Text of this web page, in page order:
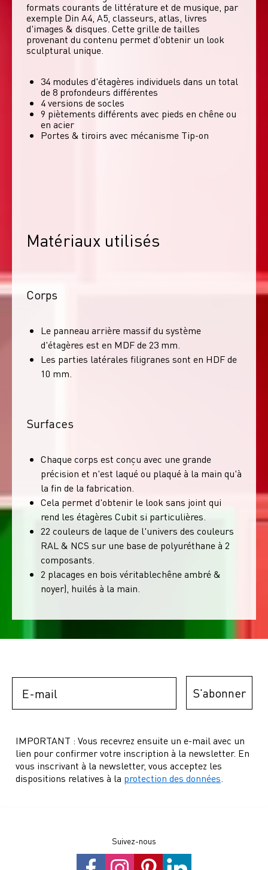
formats courants de littérature et de musique, par
exemple Din A4, A5, classeurs, atlas, livres
d'images & disques. Cette grille de tailles
provenant du contenu permet d'obtenir un look
sculptural unique.
34 modules d'étagères individuels dans un total
de 8 profondeurs différentes
4 versions de socles
9 piètements différents avec pieds en chêne ou
en acier
Portes & tiroirs avec mécanisme Tip-on
Matériaux utilisés
Corps
Le panneau arrière massif du système
d'étagères est en MDF de 23 mm.
Les parties latérales filigranes sont en HDF de
10 mm.
Surfaces
Chaque corps est conçu avec une grande
précision et n'est laqué ou plaqué à la main qu'à
la fin de la fabrication.
Cela permet d'obtenir le look sans joint qui
rend les étagères Cubit si particulières.
22 couleurs de laque de l'univers des couleurs
RAL & NCS sur une base de polyuréthane à 2
composants.
2 placages en bois véritablechêne ambré &
noyer), huilés à la main.
S'abonner
IMPORTANT : Vous recevrez ensuite un e-mail avec un
lien pour confirmer votre inscription à la newsletter. En
vous inscrivant à la newsletter, vous acceptez les
dispositions relatives à la protection des données.
Suivez-nous